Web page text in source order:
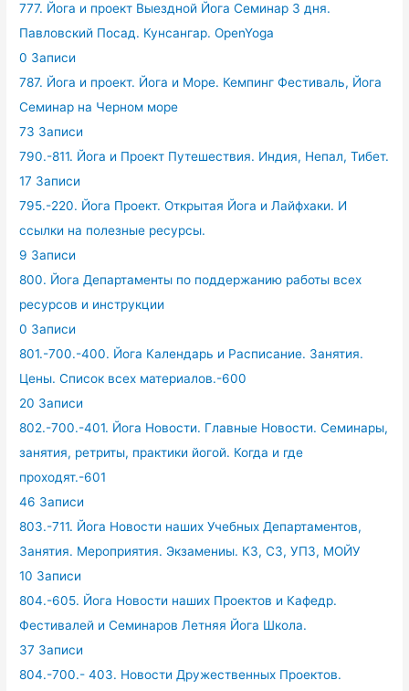
777. Йога и проект Выездной Йога Семинар 3 дня.
Павловский Посад. Кунсангар. OpenYoga
0 Записи
787. Йога и проект. Йога и Море. Кемпинг Фестиваль, Йога
Семинар на Черном море
73 Записи
790.-811. Йога и Проект Путешествия. Индия, Непал, Тибет.
17 Записи
795.-220. Йога Проект. Открытая Йога и Лайфхаки. И
ссылки на полезные ресурсы.
9 Записи
800. Йога Департаменты по поддержанию работы всех
ресурсов и инструкции
0 Записи
801.-700.-400. Йога Календарь и Расписание. Занятия.
Цены. Список всех материалов.-600
20 Записи
802.-700.-401. Йога Новости. Главные Новости. Семинары,
занятия, ретриты, практики йогой. Когда и где
проходят.-601
46 Записи
803.-711. Йога Новости наших Учебных Департаментов,
Занятия. Мероприятия. Экзамениы. КЗ, СЗ, УПЗ, МОЙУ
10 Записи
804.-605. Йога Новости наших Проектов и Кафедр.
Фестивалей и Семинаров Летняя Йога Школа.
37 Записи
804.-700.- 403. Новости Дружественных Проектов.